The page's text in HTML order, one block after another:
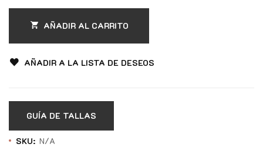
AÑADIR AL CARRITO
AÑADIR A LA LISTA DE DESEOS
GUÍA DE TALLAS
SKU: N/A